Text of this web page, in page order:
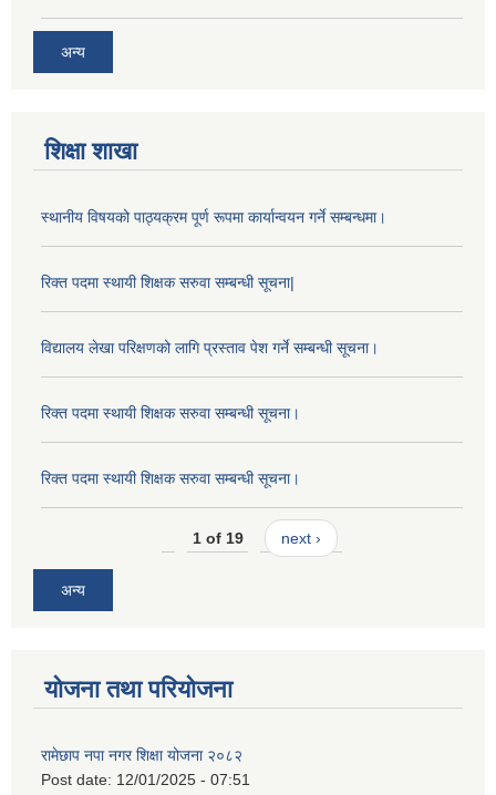
अन्य
शिक्षा शाखा
स्थानीय विषयको पाठ्यक्रम पूर्ण रूपमा कार्यान्वयन गर्ने सम्बन्धमा।
रिक्त पदमा स्थायी शिक्षक सरुवा सम्बन्धी सूचना|
विद्यालय लेखा परिक्षणको लागि प्रस्ताव पेश गर्ने सम्बन्धी सूचना।
रिक्त पदमा स्थायी शिक्षक सरुवा सम्बन्धी सूचना।
रिक्त पदमा स्थायी शिक्षक सरुवा सम्बन्धी सूचना।
1 of 19 next ›
अन्य
योजना तथा परियोजना
रामेछाप नपा नगर शिक्षा योजना २०८२
Post date: 12/01/2025 - 07:51